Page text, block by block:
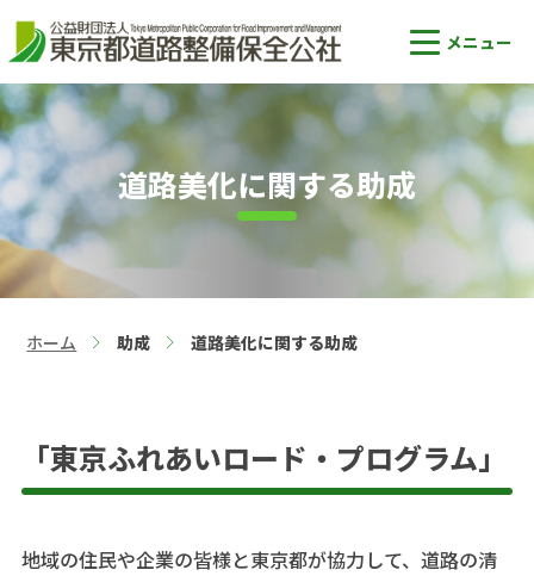
道路美化に関する助成
ホーム
助成
道路美化に関する助成
「東京ふれあいロード・プログラム」
地域の住民や企業の皆様と東京都が協力して、道路の清